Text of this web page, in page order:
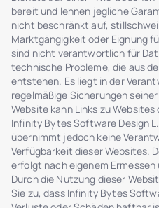
bereit und lehnen jegliche
nicht beschränkt auf,
Marktgängigkeit oder Eignung
sind nicht verantwortlich für
technische Probleme, die aus
entstehen. Es liegt in der
regelmäßige Sicherungen
Website kann Links zu
Infinity Bytes Software Design
übernimmt jedoch keine
Verfügbarkeit dieser Websites.
erfolgt nach eigenem Ermessen
Durch die Nutzung dieser
Sie zu, dass Infinity Bytes